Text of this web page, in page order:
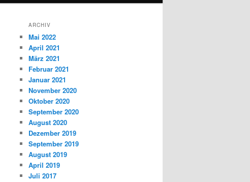
ARCHIV
Mai 2022
April 2021
März 2021
Februar 2021
Januar 2021
November 2020
Oktober 2020
September 2020
August 2020
Dezember 2019
September 2019
August 2019
April 2019
Juli 2017